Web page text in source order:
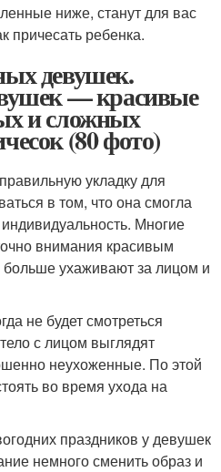
ниже, станут для вас
причесать ребенка.
девушек.
— красивые
и сложных
(80 фото)
укладку для
в том, что она смогла
Многие
внимания красивым
ухаживают за лицом и
не будет смотреться
с лицом выглядят
неухоженные. По этой
во время ухода на
праздников у девушек
немного сменить образ и